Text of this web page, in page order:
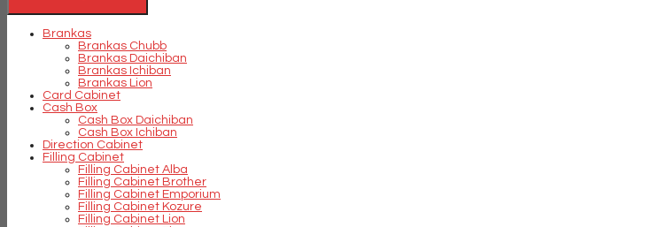
Brankas
Brankas Chubb
Brankas Daichiban
Brankas Ichiban
Brankas Lion
Card Cabinet
Cash Box
Cash Box Daichiban
Cash Box Ichiban
Direction Cabinet
Filling Cabinet
Filling Cabinet Alba
Filling Cabinet Brother
Filling Cabinet Emporium
Filling Cabinet Kozure
Filling Cabinet Lion